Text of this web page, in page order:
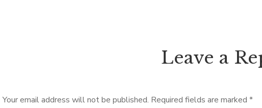
Leave a
Your email address will not be published. Required fields are marked *